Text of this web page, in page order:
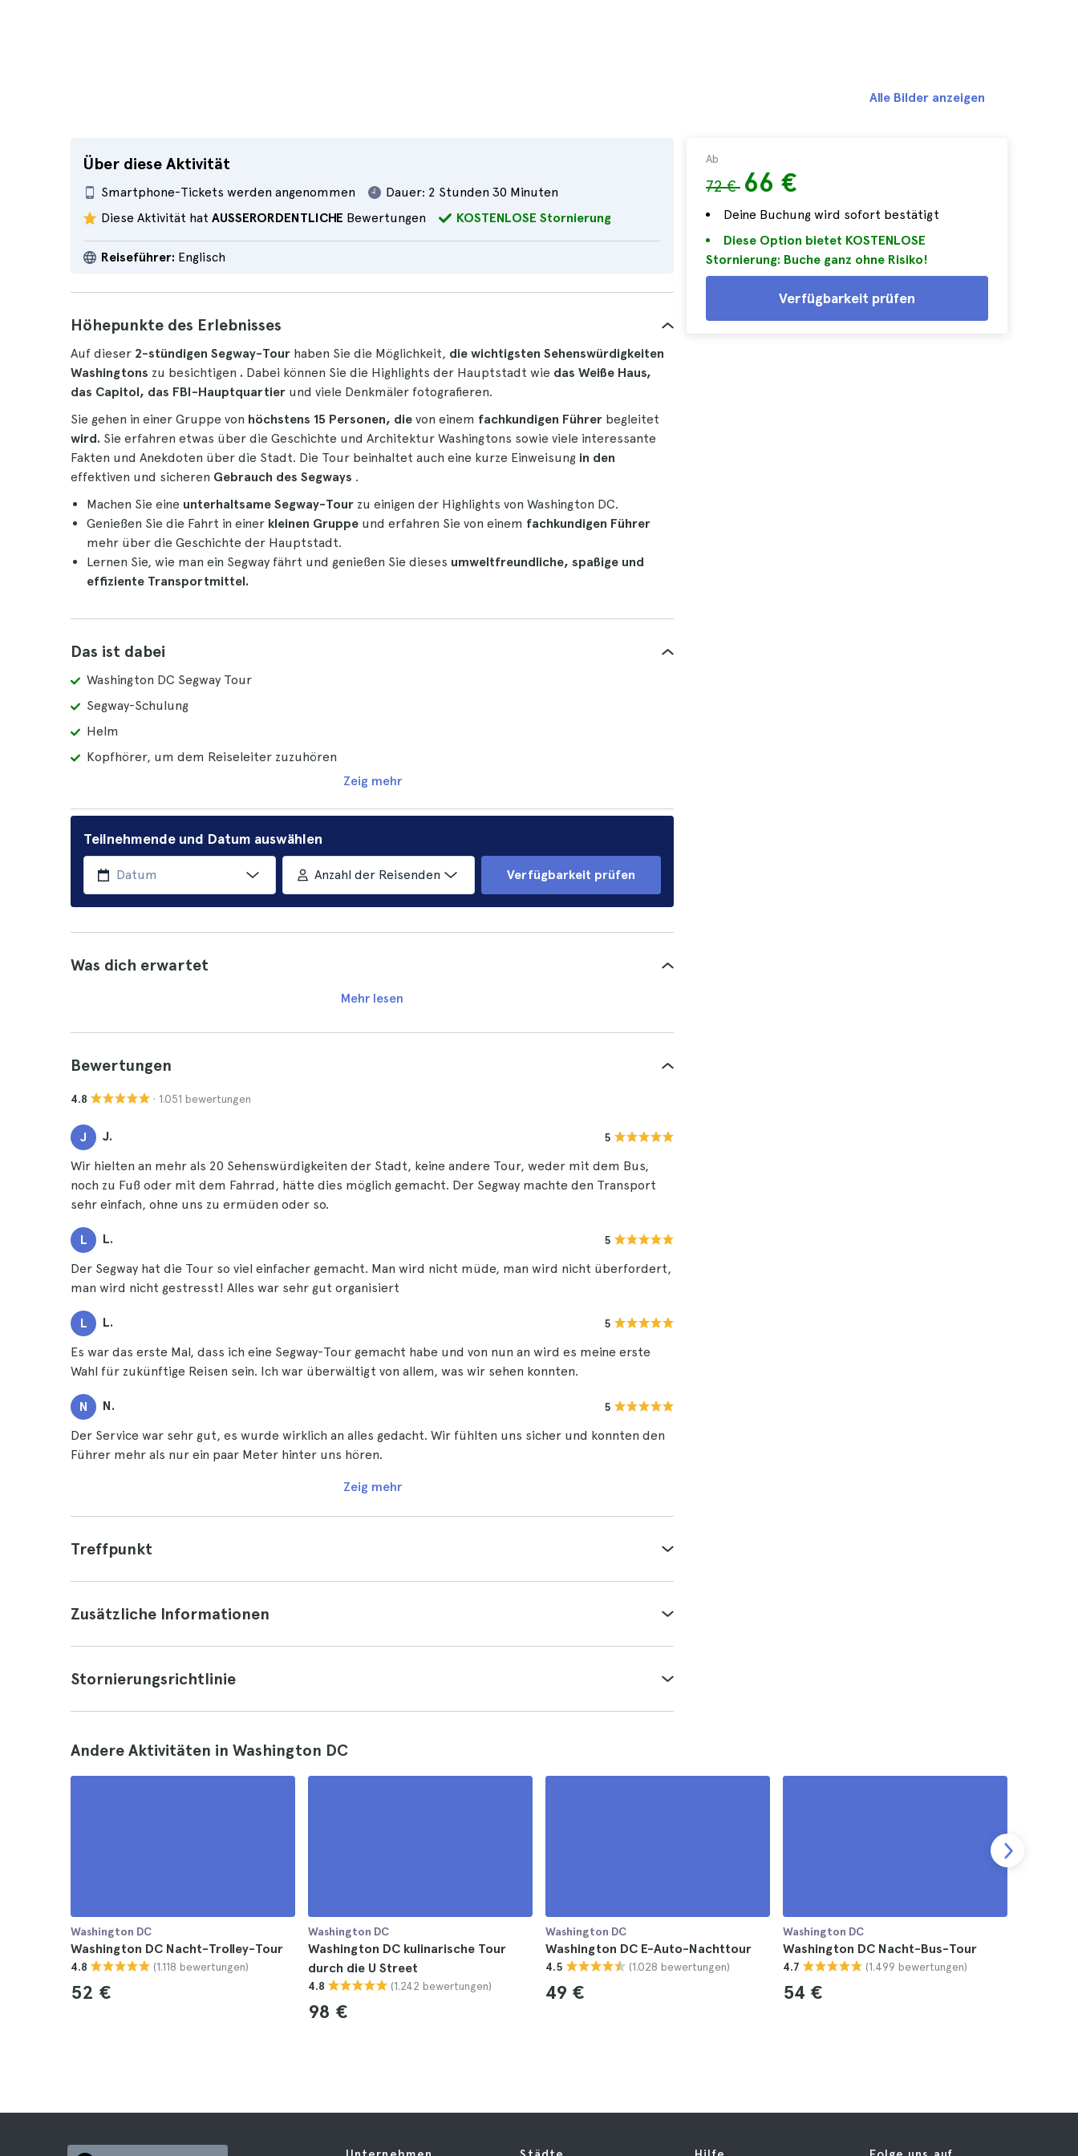
Über diese Aktivität
Smartphone-Tickets werden angenommen Dauer: 2 Stunden 30 Minuten
Diese Aktivität hat AUSSERORDENTLICHE Bewertungen KOSTENLOSE Stornierung
Reiseführer: Englisch
Ab
72 € 66 €
Deine Buchung wird sofort bestätigt
Diese Option bietet KOSTENLOSE
Stornierung: Buche ganz ohne Risiko!
Verfügbarkeit prüfen
Alle Bilder anzeigen
Höhepunkte des Erlebnisses
Auf dieser 2-stündigen Segway-Tour haben Sie die Möglichkeit, die wichtigsten Sehenswürdigkeiten
Washingtons zu besichtigen . Dabei können Sie die Highlights der Hauptstadt wie das Weiße Haus,
das Capitol, das FBI-Hauptquartier und viele Denkmäler fotografieren.
Sie gehen in einer Gruppe von höchstens 15 Personen, die von einem fachkundigen Führer begleitet
wird. Sie erfahren etwas über die Geschichte und Architektur Washingtons sowie viele interessante
Fakten und Anekdoten über die Stadt. Die Tour beinhaltet auch eine kurze Einweisung in den
effektiven und sicheren Gebrauch des Segways .
Machen Sie eine unterhaltsame Segway-Tour zu einigen der Highlights von Washington DC.
Genießen Sie die Fahrt in einer kleinen Gruppe und erfahren Sie von einem fachkundigen Führer
mehr über die Geschichte der Hauptstadt.
Lernen Sie, wie man ein Segway fährt und genießen Sie dieses umweltfreundliche, spaßige und
effiziente Transportmittel.
Das ist dabei
Washington DC Segway Tour
Segway-Schulung
Helm
Kopfhörer, um dem Reiseleiter zuzuhören
Zeig mehr
Teilnehmende und Datum auswählen
Anzahl der Reisenden Verfügbarkeit prüfen
Was dich erwartet
Mehr lesen
Bewertungen
4.8 · 1.051 bewertungen
J J. 5
Wir hielten an mehr als 20 Sehenswürdigkeiten der Stadt, keine andere Tour, weder mit dem Bus,
noch zu Fuß oder mit dem Fahrrad, hätte dies möglich gemacht. Der Segway machte den Transport
sehr einfach, ohne uns zu ermüden oder so.
L L. 5
Der Segway hat die Tour so viel einfacher gemacht. Man wird nicht müde, man wird nicht überfordert,
man wird nicht gestresst! Alles war sehr gut organisiert
L L. 5
Es war das erste Mal, dass ich eine Segway-Tour gemacht habe und von nun an wird es meine erste
Wahl für zukünftige Reisen sein. Ich war überwältigt von allem, was wir sehen konnten.
N N. 5
Der Service war sehr gut, es wurde wirklich an alles gedacht. Wir fühlten uns sicher und konnten den
Führer mehr als nur ein paar Meter hinter uns hören.
Zeig mehr
Treffpunkt
Zusätzliche Informationen
Stornierungsrichtlinie
Andere Aktivitäten in Washington DC
Washington DC
Washington DC Nacht-Trolley-Tour
4.8 (1.118 bewertungen)
52 €
Washington DC
Washington DC kulinarische Tour
durch die U Street
4.8 (1.242 bewertungen)
98 €
Washington DC
Washington DC E-Auto-Nachttour
4.5 (1.028 bewertungen)
49 €
Washington DC
Washington DC Nacht-Bus-Tour
4.7 (1.499 bewertungen)
54 €